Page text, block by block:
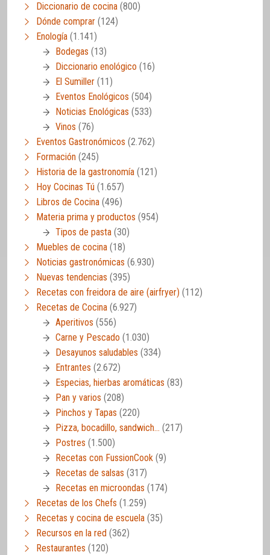
Diccionario de cocina (800)
Dónde comprar (124)
Enología (1.141)
Bodegas (13)
Diccionario enológico (16)
El Sumiller (11)
Eventos Enológicos (504)
Noticias Enológicas (533)
Vinos (76)
Eventos Gastronómicos (2.762)
Formación (245)
Historia de la gastronomía (121)
Hoy Cocinas Tú (1.657)
Libros de Cocina (496)
Materia prima y productos (954)
Tipos de pasta (30)
Muebles de cocina (18)
Noticias gastronómicas (6.930)
Nuevas tendencias (395)
Recetas con freidora de aire (airfryer) (112)
Recetas de Cocina (6.927)
Aperitivos (556)
Carne y Pescado (1.030)
Desayunos saludables (334)
Entrantes (2.672)
Especias, hierbas aromáticas (83)
Pan y varios (208)
Pinchos y Tapas (220)
Pizza, bocadillo, sandwich… (217)
Postres (1.500)
Recetas con FussionCook (9)
Recetas de salsas (317)
Recetas en microondas (174)
Recetas de los Chefs (1.259)
Recetas y cocina de escuela (35)
Recursos en la red (362)
Restaurantes (120)